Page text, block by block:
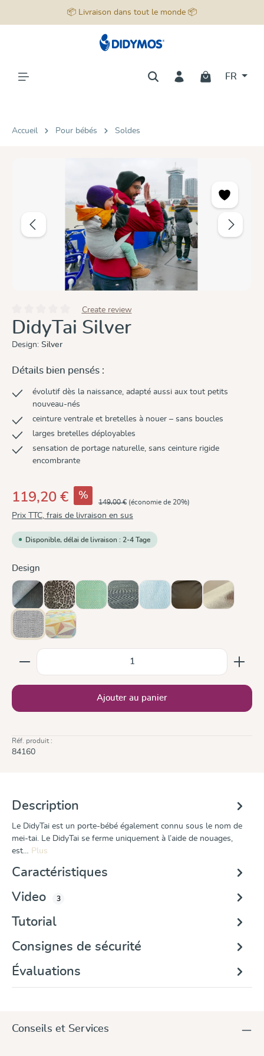
📦 Livraison dans tout le monde 📦
FR
Accueil Pour bébés Soldes
Note moyenne de 0 sur 5 étoiles
Create review
DidyTai Silver
Design: Silver
Détails bien pensés :
évolutif dès la naissance, adapté aussi aux tout petits
nouveau-nés
ceinture ventrale et bretelles à nouer – sans boucles
larges bretelles déployables
sensation de portage naturelle, sans ceinture rigide
encombrante
119,20 € %
149,00 € (économie de 20%)
Prix TTC, frais de livraison en sus
Disponible, délai de livraison : 2-4 Tage
Sélectionnez
Design
Doubleface Anthracite
Leo Lisca KaribikMetro Monochrom
Ocean Olive Sand
Silver Zephyr
Quantité de produit : Entrez la quantité souhaitée
Ajouter au panier
Réf. produit :
84160
Description
Le DidyTai est un porte-bébé également connu sous le nom de
mei-tai. Le DidyTai se ferme uniquement à l’aide de nouages,
est… Plus
Caractéristiques
Video
3
Tutorial
Consignes de sécurité
Évaluations
Conseils et Services